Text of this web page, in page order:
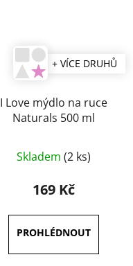
+ VÍCE DRUHŮ
I Love mýdlo na ruce
Naturals 500 ml
Skladem (2 ks)
169 Kč